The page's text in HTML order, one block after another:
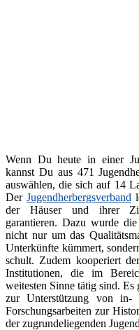
Wenn Du heute in einer
kannst Du aus 471
auswählen, die sich auf 14
Der Jugendherbergsverband
der Häuser und ihrer
garantieren. Dazu wurde die
nicht nur um das
Unterkünfte kümmert,
schult. Zudem kooperiert
Institutionen, die im
weitesten Sinne tätig sind.
zur Unterstützung von in-
Forschungsarbeiten zur
der zugrundeliegenden